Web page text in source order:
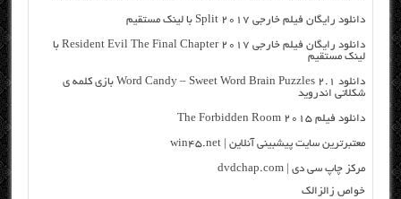
دانلود رایگان فیلم خارجی Split 2017 با لینک مستقیم
دانلود رایگان فیلم خارجی Resident Evil The Final Chapter 2017 با
لینک مستقیم
دانلود Word Candy – Sweet Word Brain Puzzles 2.1 بازی کلمه ی
شکلاتی اندروید
دانلود فیلم The Forbidden Room 2015
معتبرترین سایت پیشبینی آنلاین | win45.net
مرکز چاپ سی دی | dvdchap.com
خواص زالزالک